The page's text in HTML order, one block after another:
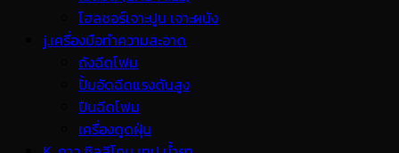
โฮลซอร์เจาะปูน เจาะผนัง
j.เครื่องมือทำความสะอาด
ถังฉีดโฟม
ปั้มอัดฉีดแรงดันสูง
ปืนฉีดโฟม
เครื่องดูดฝุ่น